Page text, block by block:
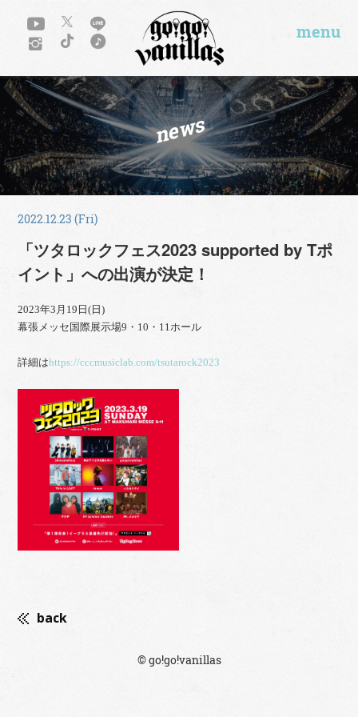
menu
news
2022.12.23 (Fri)
「ツタロックフェス2023 supported by Tポ
イント」への出演が決定！
2023年3月19日(日)
幕張メッセ国際展示場9・10・11ホール
詳細はhttps://cccmusiclab.com/tsutarock2023
back
© go!go!vanillas